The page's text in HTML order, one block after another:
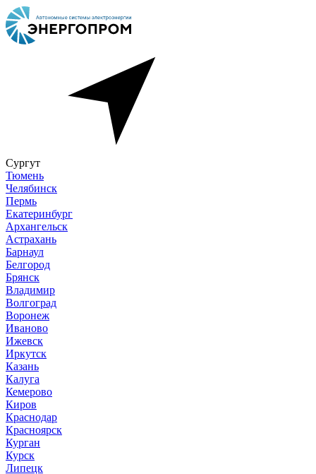
Сургут
Тюмень
Челябинск
Пермь
Екатеринбург
Архангельск
Астрахань
Барнаул
Белгород
Брянск
Владимир
Волгоград
Воронеж
Иваново
Ижевск
Иркутск
Казань
Калуга
Кемерово
Киров
Краснодар
Красноярск
Курган
Курск
Липецк